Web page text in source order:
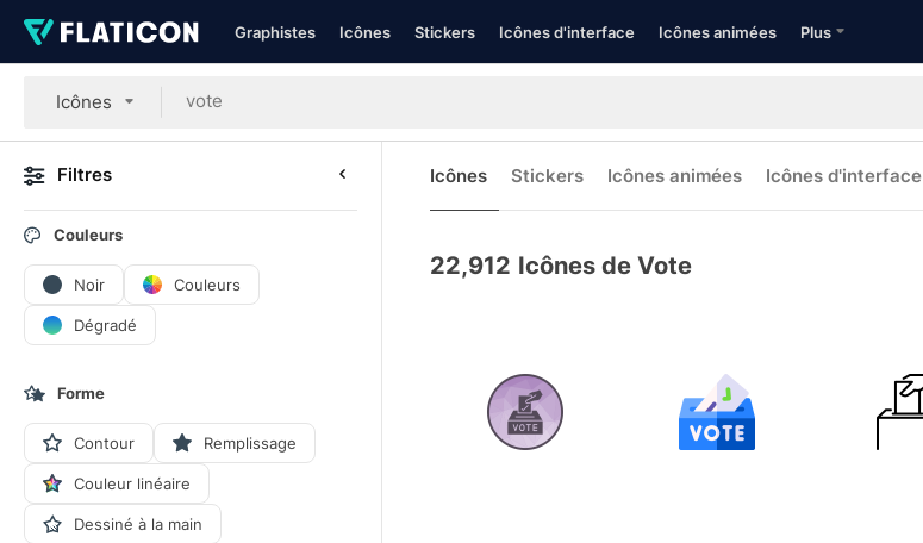
Graphistes Icônes Stickers Icônes d'interface Icônes animées Plus
Icônes
Filtres
Couleurs
Noir Couleurs
Dégradé
Forme
Contour Remplissage
Couleur linéaire
Dessiné à la main
Icônes Stickers Icônes animées Icônes d'interface
22,912 Icônes de Vote